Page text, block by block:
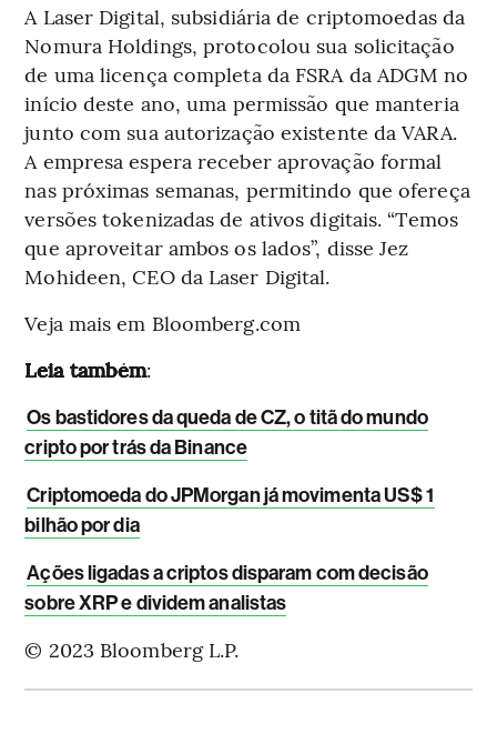
A Laser Digital, subsidiária de criptomoedas da
Nomura Holdings, protocolou sua solicitação
de uma licença completa da FSRA da ADGM no
início deste ano, uma permissão que manteria
junto com sua autorização existente da VARA.
A empresa espera receber aprovação formal
nas próximas semanas, permitindo que ofereça
versões tokenizadas de ativos digitais. “Temos
que aproveitar ambos os lados”, disse Jez
Mohideen, CEO da Laser Digital.
Veja mais em Bloomberg.com
Leia também:
Os bastidores da queda de CZ, o titã do mundo
cripto por trás da Binance
Criptomoeda do JPMorgan já movimenta US$ 1
bilhão por dia
Ações ligadas a criptos disparam com decisão
sobre XRP e dividem analistas
© 2023 Bloomberg L.P.